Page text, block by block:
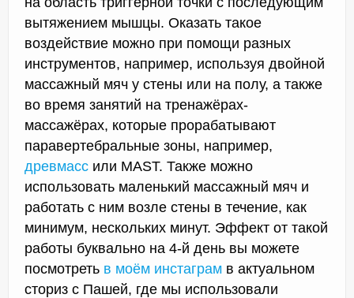
вытяжением мышцы. Оказать такое
воздействие можно при помощи разных
инструментов, например, используя двойной
массажный мяч у стены или на полу, а также
во время занятий на тренажёрах-
массажёрах, которые прорабатывают
паравертебральные зоны, например,
древмасс или MAST. Также можно
использовать маленький массажный мяч и
работать с ним возле стены в течение, как
минимум, нескольких минут. Эффект от такой
работы буквально на 4-й день вы можете
посмотреть в моём инстаграм в актуальном
сториз с Пашей, где мы использовали